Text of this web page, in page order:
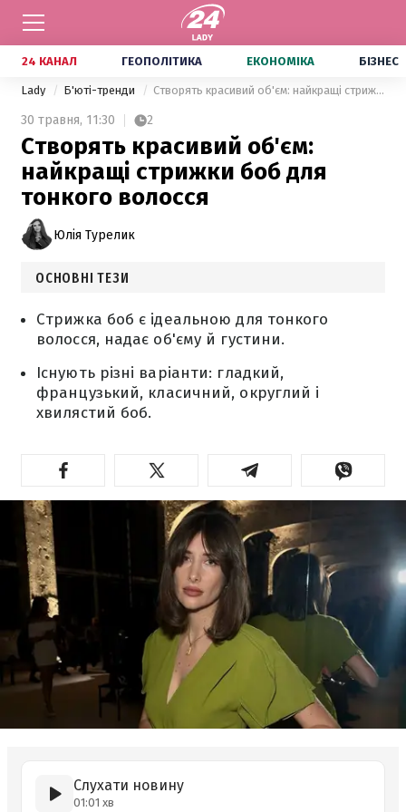
24 КАНАЛ ГЕОПОЛІТИКА ЕКОНОМІКА БІЗНЕС
Lady Б'юті-тренди Створять красивий об'єм: найкращі стрижки боб для тонкого волосся
30 травня, 11:30 2
Створять красивий об'єм:
найкращі стрижки боб для
тонкого волосся
Юлія Турелик
ОСНОВНІ ТЕЗИ
Стрижка боб є ідеальною для тонкого
волосся, надає об'єму й густини.
Існують різні варіанти: гладкий,
французький, класичний, округлий і
хвилястий боб.
Слухати новину
01:01 хв